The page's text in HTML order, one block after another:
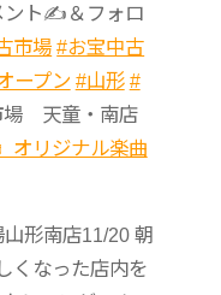
ント✍ ＆フォロ
市場 #お宝中古
ープン #山形 #
場 天童・南店
オリジナル楽曲
形南店11/20 朝
くなった店内を